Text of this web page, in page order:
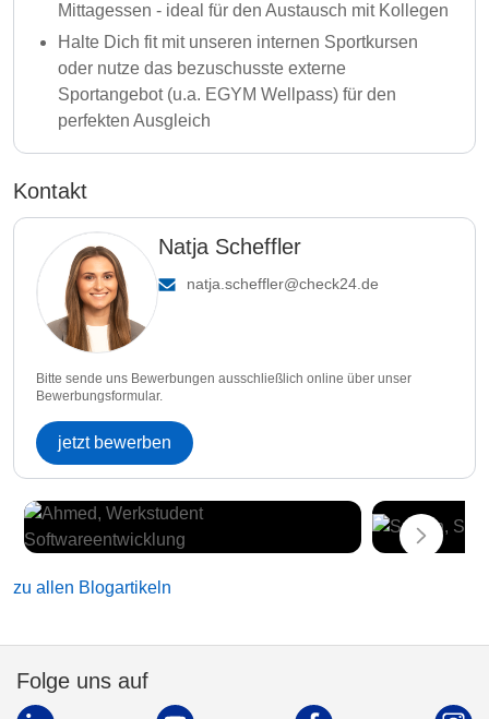
Mittagessen - ideal für den Austausch mit Kollegen
Halte Dich fit mit unseren internen Sportkursen
oder nutze das bezuschusste externe
Sportangebot (u.a. EGYM Wellpass) für den
perfekten Ausgleich
Kontakt
Natja Scheffler
natja.scheffler@check24.de
Bitte sende uns Bewerbungen ausschließlich online über unser
Bewerbungsformular.
jetzt bewerben
zu allen Blogartikeln
Folge uns auf